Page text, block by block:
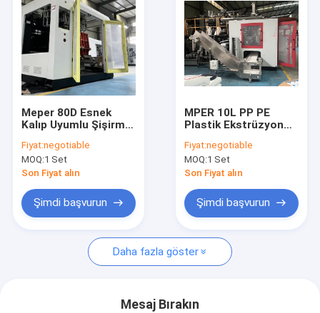
Ürün:% s
Hakkımızda
Fabrika turu
Haberler
Bir teklif isteği
Ekstrüzyon darbe Makinası
Meper 80D Esnek
Kalıp Uyumlu Şişirme
620mm Merdane
Stroklu
Fiyat:negotiable
MOQ:1 Set
Son Fiyat alın
Şimdi başvurun
MPER 10L PP PE
Plastik Ekstrüzyon
Fiyat:negotiable
MOQ:1 Set
Son Fiyat alın
Şimdi başvurun
Daha fazla göster
Mesaj Bırakın